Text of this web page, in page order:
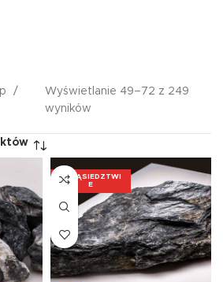
Wyświetlanie 49–72 z 249
wyników
W SĄSIEDZTWI
E